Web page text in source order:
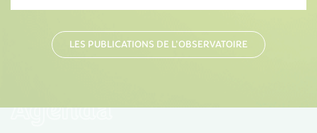
LES PUBLICATIONS DE L'OBSERVATOIRE
Agenda